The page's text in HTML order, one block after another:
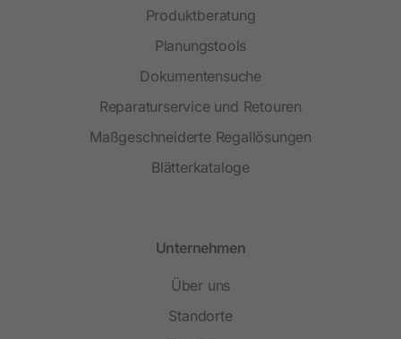
Produktberatung
Planungstools
Dokumentensuche
Reparaturservice und Retouren
Maßgeschneiderte Regallösungen
Blätterkataloge
Unternehmen
Über uns
Standorte